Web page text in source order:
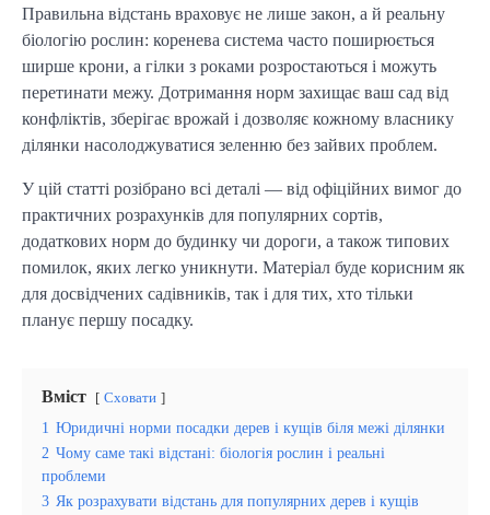
Правильна відстань враховує не лише закон, а й реальну
біологію рослин: коренева система часто поширюється
ширше крони, а гілки з роками розростаються і можуть
перетинати межу. Дотримання норм захищає ваш сад від
конфліктів, зберігає врожай і дозволяє кожному власнику
ділянки насолоджуватися зеленню без зайвих проблем.
У цій статті розібрано всі деталі — від офіційних вимог до
практичних розрахунків для популярних сортів,
додаткових норм до будинку чи дороги, а також типових
помилок, яких легко уникнути. Матеріал буде корисним як
для досвідчених садівників, так і для тих, хто тільки
планує першу посадку.
Вміст Сховати
1 Юридичні норми посадки дерев і кущів біля межі ділянки
2 Чому саме такі відстані: біологія рослин і реальні
проблеми
3 Як розрахувати відстань для популярних дерев і кущів